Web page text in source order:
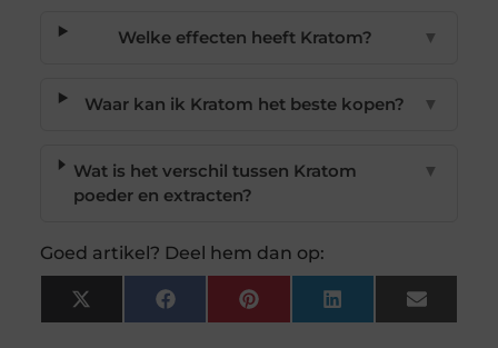
Welke effecten heeft Kratom? ▼
Waar kan ik Kratom het beste kopen? ▼
Wat is het verschil tussen Kratom
poeder en extracten?
▼
Goed artikel? Deel hem dan op:
X
(Twitter)
FacebookPinterest LinkedIn Email